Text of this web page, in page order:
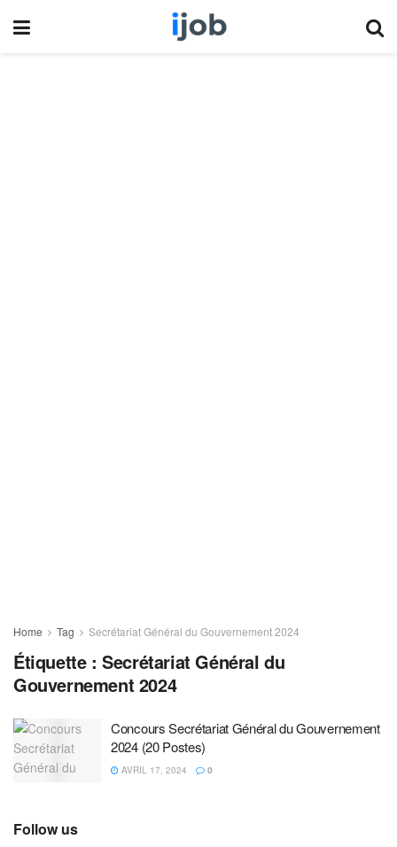
Home Tag Secrétariat Général du Gouvernement 2024
Étiquette :Secrétariat Général du
Gouvernement 2024
Concours Secrétariat Général du Gouvernement
2024 (20 Postes)
AVRIL 17, 2024 0
Follow us